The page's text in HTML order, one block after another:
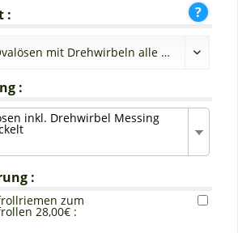
:
:
inkl. Drehwirbel Messing
:
zum
28,00€ :